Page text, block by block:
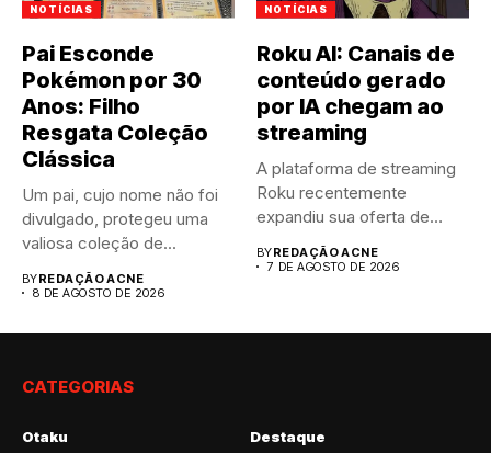
NOTÍCIAS
Pai Esconde
Pokémon por 30
Anos: Filho
Resgata Coleção
Clássica
Um pai, cujo nome não foi
divulgado, protegeu uma
valiosa coleção de...
BYREDAÇÃO ACNE
8 DE AGOSTO DE 2026
NOTÍCIAS
Roku AI: Canais de
conteúdo gerado
por IA chegam ao
streaming
A plataforma de streaming
Roku recentemente
expandiu sua oferta de
BYREDAÇÃO ACNE
7 DE AGOSTO DE 2026
CATEGORIAS
Otaku Destaque